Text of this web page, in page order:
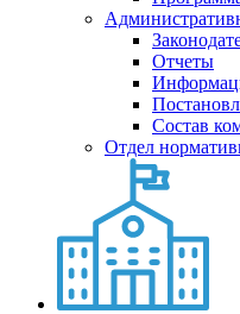
Отчеты
Состав
Отдел